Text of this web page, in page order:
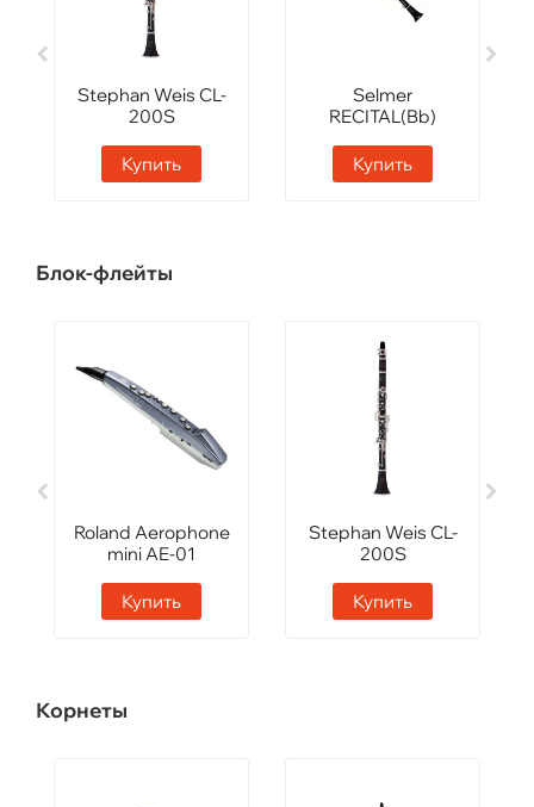
Stephan Weis CL-
200S
Купить
Selmer
RECITAL(Bb)
Купить
Блок-флейты
Roland Aerophone
mini AE-01
Купить
Stephan Weis CL-
200S
Купить
Корнеты